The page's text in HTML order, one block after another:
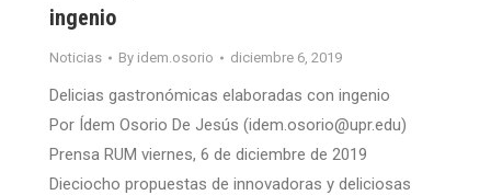
ingenio
Noticias By idem.osorio diciembre 6, 2019
Delicias gastronómicas elaboradas con ingenio
Por Ídem Osorio De Jesús (idem.osorio@upr.edu)
Prensa RUM viernes, 6 de diciembre de 2019
Dieciocho propuestas de innovadoras y deliciosas